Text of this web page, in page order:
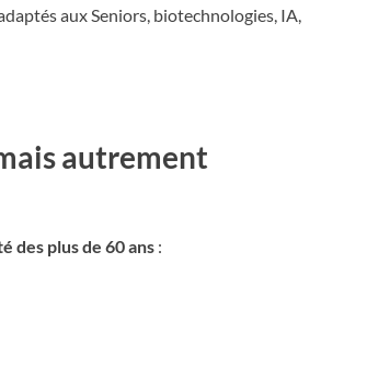
aux Seniors, biotechnologies, IA,
autrement
des plus de 60 ans :